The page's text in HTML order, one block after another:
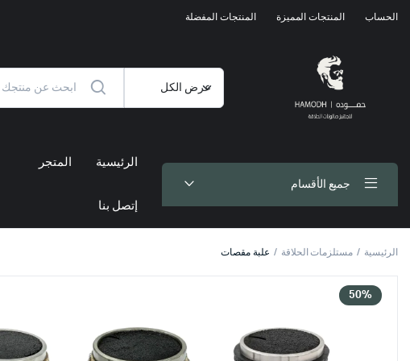
الحساب المنتجات المميزة المنتجات المفضلة
جميع الأقسام
الرئيسية المتجر
إتصل بنا
الرئيسية مستلزمات الحلاقة علبة مقصات
50%